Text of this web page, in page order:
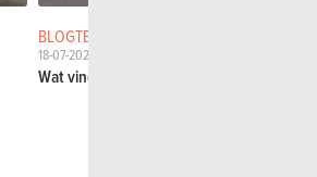
BLOGTESTS
18-07-2022
Wat vind ik van de Mercedes C 200d Break?